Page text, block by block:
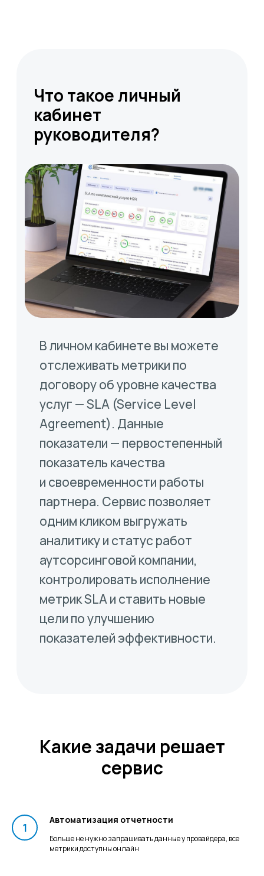
отслеживать метрики по
договору об уровне качества
услуг — SLA (Service Level
Agreement). Данные
показатели — первостепенный
и своевременности работы
партнера. Сервис позволяет
одним кликом выгружать
аналитику и статус работ
аутсорсинговой компании,
контролировать исполнение
метрик SLA и ставить новые
цели по улучшению
показателей эффективности.
Какие задачи решает
сервис
Автоматизация отчетности
Больше не нужно запрашивать данные у провайдера, все
метрики доступны онлайн
Я согласен на обработку персональных
данных и ознакомлен сПолитикой
конфиденциальности